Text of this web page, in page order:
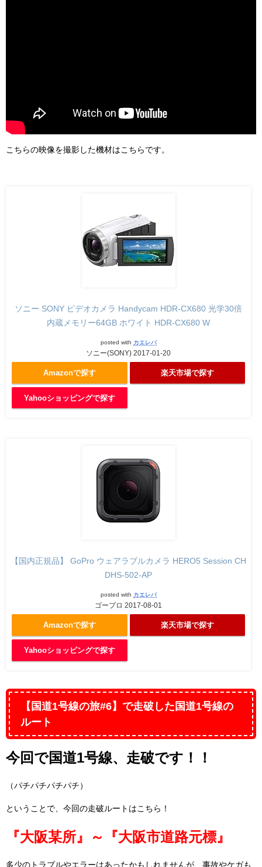
こちらの映像を撮影した機材はこちらです。
ソニー SONY ビデオカメラ Handycam HDR-CX680 光学30倍
内蔵メモリー64GB ホワイト HDR-CX680 W
posted with カエレバ
ソニー(SONY) 2017-01-20
Amazonで探す 楽天市場で探す
Yahooショッピングで探す
【国内正規品】 GoPro ウェアラブルカメラ HERO5 Session CH
DHS-502-AP
posted with カエレバ
ゴープロ 2017-08-01
Amazonで探す 楽天市場で探す
Yahooショッピングで探す
【国道1号線の旅#6】で走破した国道1号線の
ルート
今回で国道1号線、走破です！！
（パチパチパチパチ）
ということで、今回の走破ルートはこちら！
『大阪某所』～『大阪市道路元標』
多少のトラブルやエラーはあったかもしれませんが、事故やケガも